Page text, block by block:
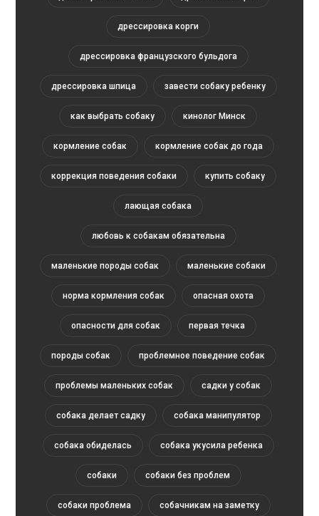
дрессировка корги
дрессировка французского бульдога
дрессировка шпица завести собаку ребенку
как выбрать собаку кинолог Минск
кормление собак кормление собак до года
коррекция поведения собаки купить собаку
лающая собака
любовь к собакам обязательна
маленькие породы собак маленькие собаки
норма кормления собак опасная охота
опасности для собак первая течка
породы собак проблемное поведение собак
проблемы маленьких собак садки у собак
собака делает садку собака манипулятор
собака обиделась собака укусила ребенка
собаки собаки без проблем
собаки проблема собачникам на заметку